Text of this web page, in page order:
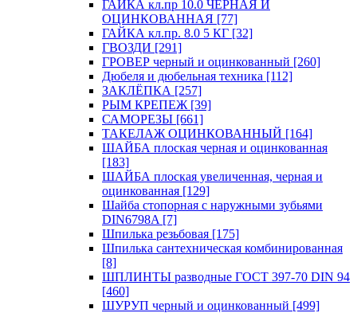
ГАЙКА кл.пр 10.0 ЧЁРНАЯ И
ОЦИНКОВАННАЯ [77]
ГАЙКА кл.пр. 8.0 5 КГ [32]
ГВОЗДИ [291]
ГРОВЕР черный и оцинкованный [260]
Дюбеля и дюбельная техника [112]
ЗАКЛЁПКА [257]
РЫМ КРЕПЕЖ [39]
САМОРЕЗЫ [661]
ТАКЕЛАЖ ОЦИНКОВАННЫЙ [164]
ШАЙБА плоская черная и оцинкованная
[183]
ШАЙБА плоская увеличенная, черная и
оцинкованная [129]
Шайба стопорная с наружными зубьями
DIN6798A [7]
Шпилька резьбовая [175]
Шпилька сантехническая комбинированная
[8]
ШПЛИНТЫ разводные ГОСТ 397-70 DIN 94
[460]
ШУРУП черный и оцинкованный [499]